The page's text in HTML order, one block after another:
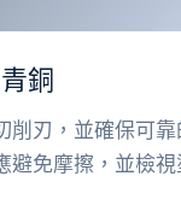
銅
削刃，並確保可
避免摩擦，並檢